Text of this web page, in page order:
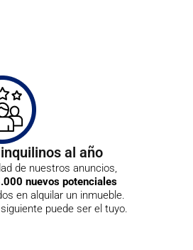
al año
de nuestros anuncios,
nuevos potenciales
en alquilar un inmueble.
puede ser el tuyo.